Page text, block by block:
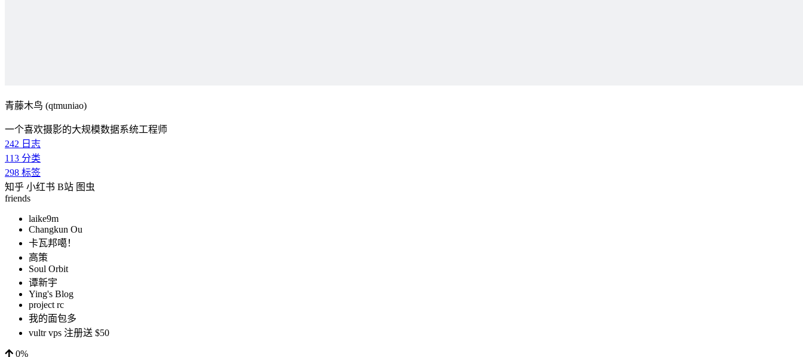
青藤木鸟 (qtmuniao)
一个喜欢摄影的大规模数据系统工程师
242 日志
113 分类
298 标签
知乎 小红书 B站 图虫
friends
laike9m
Changkun Ou
卡瓦邦噶！
高策
Soul Orbit
谭新宇
Ying's Blog
project rc
我的面包多
vultr vps 注册送 $50
0%